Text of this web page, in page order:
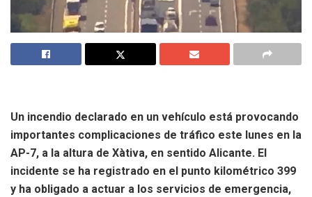
Un incendio declarado en un vehículo está provocando
importantes complicaciones de tráfico este lunes en la
AP-7, a la altura de Xàtiva, en sentido Alicante. El
incidente se ha registrado en el punto kilométrico 399
y ha obligado a actuar a los servicios de emergencia,